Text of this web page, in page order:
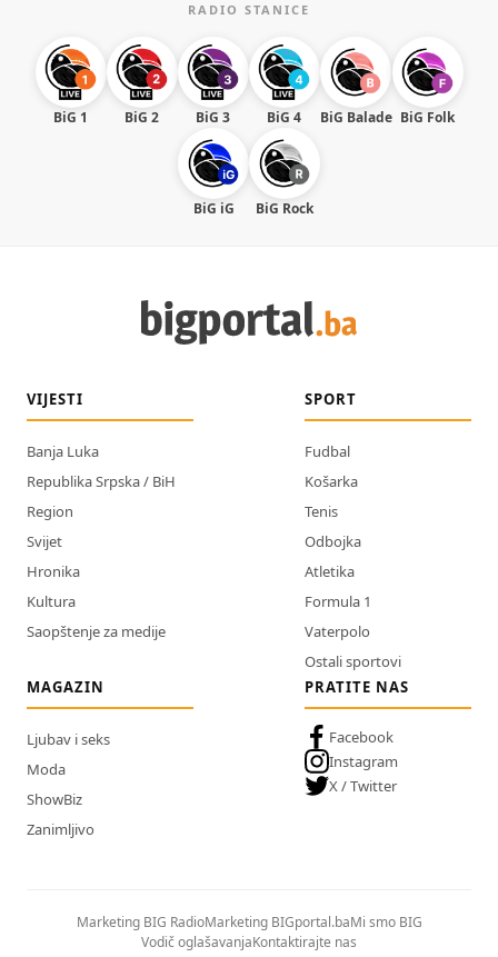
RADIO STANICE
BiG 1 BiG 2 BiG 3 BiG 4 BiG Balade BiG Folk
BiG iG BiG Rock
VIJESTI
Banja Luka
Republika Srpska / BiH
Region
Svijet
Hronika
Kultura
Saopštenje za medije
SPORT
Fudbal
Košarka
Tenis
Odbojka
Atletika
Formula 1
Vaterpolo
Ostali sportovi
MAGAZIN
Ljubav i seks
Moda
ShowBiz
Zanimljivo
PRATITE NAS
Facebook
Instagram
X / Twitter
Marketing BIG RadioMarketing BIGportal.baMi smo BIG
Vodič oglašavanjaKontaktirajte nas